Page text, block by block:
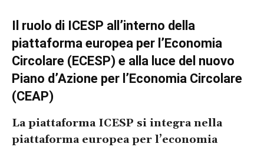
Il ruolo di ICESP all’interno della
piattaforma europea per l’Economia
Circolare (ECESP) e alla luce del nuovo
Piano d’Azione per l’Economia Circolare
(CEAP)
La piattaforma ICESP si integra nella
piattaforma europea per l’economia